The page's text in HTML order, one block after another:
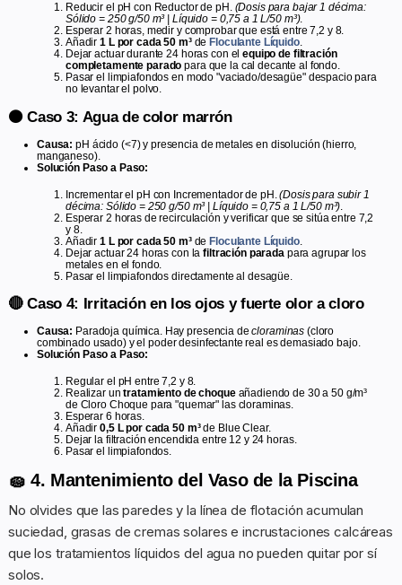
Reducir el pH con Reductor de pH. (Dosis para bajar 1 décima:
Sólido = 250 g/50 m³ | Líquido = 0,75 a 1 L/50 m³).
Esperar 2 horas, medir y comprobar que está entre 7,2 y 8.
Añadir1 L por cada 50 m³de Floculante Líquido.
Dejar actuar durante 24 horas con elequipo de filtración
completamente parado para que la cal decante al fondo.
Pasar el limpiafondos en modo "vaciado/desagüe" despacio para
no levantar el polvo.
🟤 Caso 3: Agua de color marrón
Causa: pH ácido (<7) y presencia de metales en disolución (hierro,
manganeso).
Solución Paso a Paso:
Incrementar el pH con Incrementador de pH.(Dosis para subir 1
décima: Sólido = 250 g/50 m³ | Líquido = 0,75 a 1 L/50 m³)
Esperar 2 horas de recirculación y verificar que se sitúa entre 7,2
y 8.
Añadir1 L por cada 50 m³deFloculante Líquido.
Dejar actuar 24 horas con lafiltración parada para agrupar los
metales en el fondo.
Pasar el limpiafondos directamente al desagüe.
🔴 Caso 4: Irritación en los ojos y fuerte olor a cloro
Causa: Paradoja química. Hay presencia decloraminas (cloro
combinado usado) y el poder desinfectante real es demasiado bajo.
Solución Paso a Paso:
Regular el pH entre 7,2 y 8.
Realizar untratamiento de choqueañadiendo de 30 a 50 g/m³
de Cloro Choque para "quemar" las cloraminas.
Esperar 6 horas.
Añadir0,5 L por cada 50 m³de Blue Clear.
Dejar la filtración encendida entre 12 y 24 horas.
Pasar el limpiafondos.
🧽 4. Mantenimiento del Vaso de la Piscina
No olvides que las paredes y la línea de flotación acumulan
suciedad, grasas de cremas solares e incrustaciones calcáreas
que los tratamientos líquidos del agua no pueden quitar por sí
solos.